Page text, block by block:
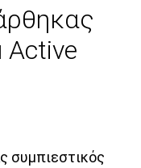
Active
συμπιεστικός